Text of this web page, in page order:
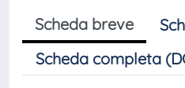
Scheda breve
Scheda completa